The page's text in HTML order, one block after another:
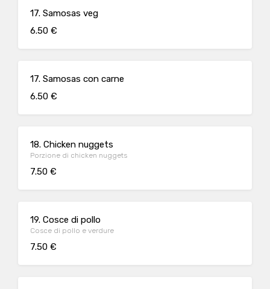
17. Samosas veg
6.50 €
17. Samosas con carne
6.50 €
18. Chicken nuggets
Porzione di chicken nuggets
7.50 €
19. Cosce di pollo
Cosce di pollo e verdure
7.50 €